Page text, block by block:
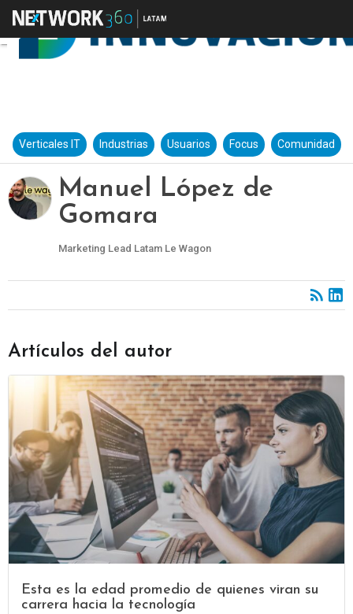
Verticales IT Industrias Usuarios Focus Comunidad
Manuel López de
Gomara
Marketing Lead Latam Le Wagon
Artículos del autor
Esta es la edad promedio de quienes viran su
carrera hacia la tecnología